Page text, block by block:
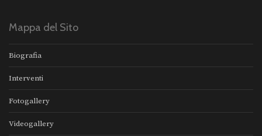
Mappa del Sito
Biografia
Interventi
Fotogallery
Videogallery